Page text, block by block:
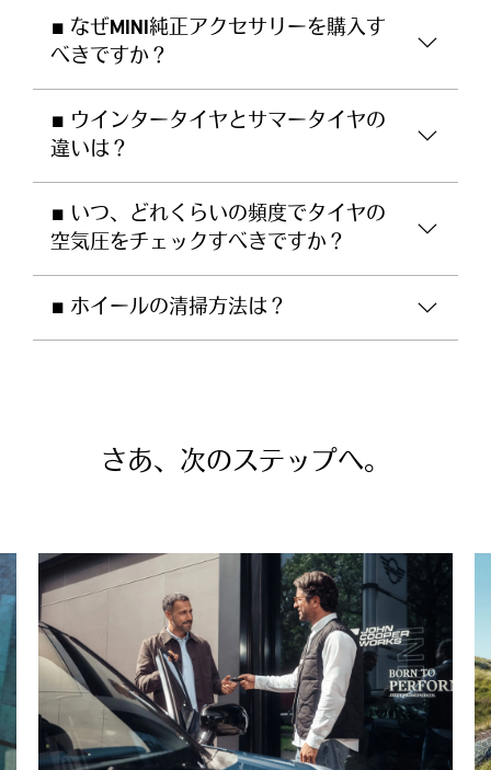
■ なぜMINI純正アクセサリーを購入す
べきですか？
■ ウインタータイヤとサマータイヤの
違いは？
■ いつ、どれくらいの頻度でタイヤの
空気圧をチェックすべきですか？
■ ホイールの清掃方法は？
さあ、次のステップへ。